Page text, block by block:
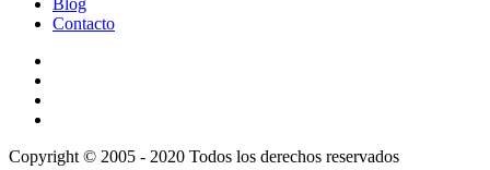
Contacto
Copyright © 2005 - 2020 Todos los derechos reservados